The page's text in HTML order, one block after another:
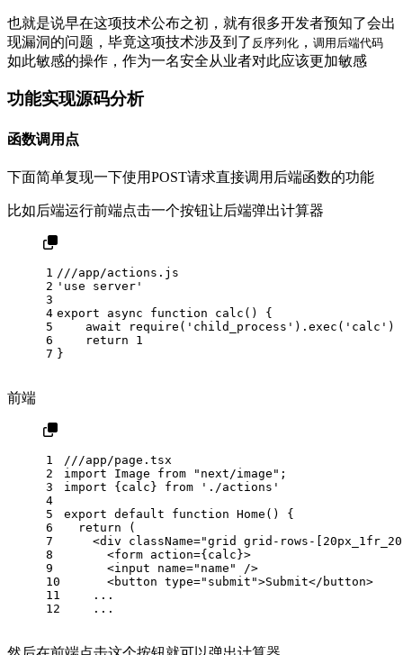
也就是说早在这项技术公布之初，就有很多开发者预知了会出
现漏洞的问题，毕竟这项技术涉及到了 反序列化 ， 调用后端代码
如此敏感的操作，作为一名安全从业者对此应该更加敏感
功能实现源码分析
函数调用点
下面简单复现一下使用POST请求直接调用后端函数的功能
比如后端运行前端点击一个按钮让后端弹出计算器
1
2
3
4
5
6
7
///app/actions.js
'use server'
export
async function calc ( ) {
await
require ( 'child_process' ). exec ( 'calc' )
return
1
}
前端
1
2
3
4
5
6
7
8
9
10
11
12
///app/page.tsx
import
Image from "next/image" ;
import {calc} from
'./actions'
export default function Home ( ) {
return (
<div className="grid grid-rows-
      <form action={calc}>
      <input name="name" />
      <button type="submit">Submit</button>
    ...
    ...